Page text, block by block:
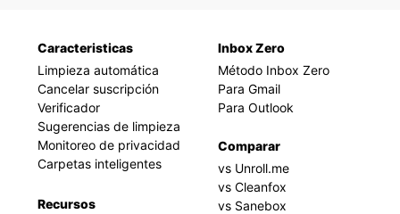
Caracteristicas
Limpieza automática
Cancelar suscripción
Verificador
Sugerencias de limpieza
Monitoreo de privacidad
Carpetas inteligentes
Recursos
Inbox Zero
Método Inbox Zero
Para Gmail
Para Outlook
Comparar
vs Unroll.me
vs Cleanfox
vs Sanebox